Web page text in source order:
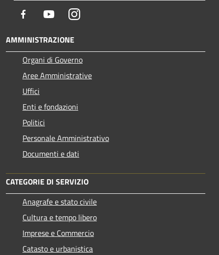
Facebook YoutubeInstagram
AMMINISTRAZIONE
Organi di Governo
Aree Amministrative
Uffici
Enti e fondazioni
Politici
Personale Amministrativo
Documenti e dati
CATEGORIE DI SERVIZIO
Anagrafe e stato civile
Cultura e tempo libero
Imprese e Commercio
Catasto e urbanistica